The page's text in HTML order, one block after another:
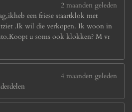
2 maanden geleden
een friese staartklok met
.Ik wil die verkopen. Ik woon in
u soms ook klokken? M vr
4 maanden geleden